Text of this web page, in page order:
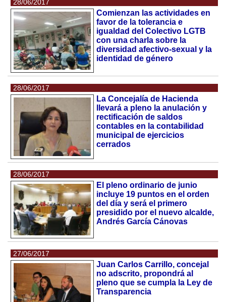
28/06/2017
Comienzan las actividades en
favor de la tolerancia e
igualdad del Colectivo LGTB
con una charla sobre la
diversidad afectivo-sexual y la
identidad de género
28/06/2017
La Concejalía de Hacienda
llevará a pleno la anulación y
rectificación de saldos
contables en la contabilidad
municipal de ejercicios
cerrados
28/06/2017
El pleno ordinario de junio
incluye 19 puntos en el orden
del día y será el primero
presidido por el nuevo alcalde,
Andrés García Cánovas
27/06/2017
Juan Carlos Carrillo, concejal
no adscrito, propondrá al
pleno que se cumpla la Ley de
Transparencia